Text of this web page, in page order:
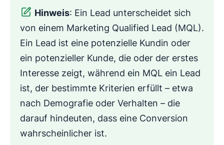
Hinweis: Ein Lead unterscheidet sich
von einem Marketing Qualified Lead (MQL).
Ein Lead ist eine potenzielle Kundin oder
ein potenzieller Kunde, die oder der erstes
Interesse zeigt, während ein MQL ein Lead
ist, der bestimmte Kriterien erfüllt – etwa
nach Demografie oder Verhalten – die
darauf hindeuten, dass eine Conversion
wahrscheinlicher ist.